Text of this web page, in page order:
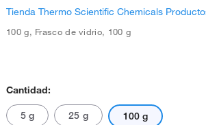
Tienda Thermo Scientific Chemicals
100 g, Frasco de vidrio, 100 g
Cantidad:
5 g 25 g 100 g